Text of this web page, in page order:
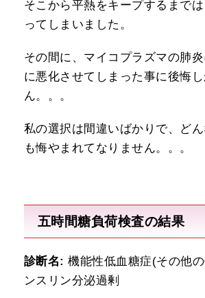
そこから平熱をキープするまで
ってしまいました。
その間に、マイコプラズマの肺
に悪化させてしまった事に後悔
ん。。。
私の選択は間違いばかりで、ど
も悔やまれてなりません。。。
五時間糖負荷検査の結果
診断名: 機能性低血糖症(その他
ンスリン分泌過剰